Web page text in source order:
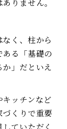
りません。
く、柱から
る「基礎の
」だといえ
ッチンなど
くりで重要